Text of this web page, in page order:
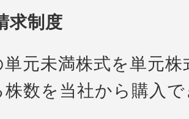
制度
元未満株式を単元
株数を当社から購入